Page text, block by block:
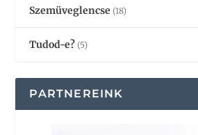
Szemüveglencse (18)
Tudod-e? (5)
PARTNEREINK